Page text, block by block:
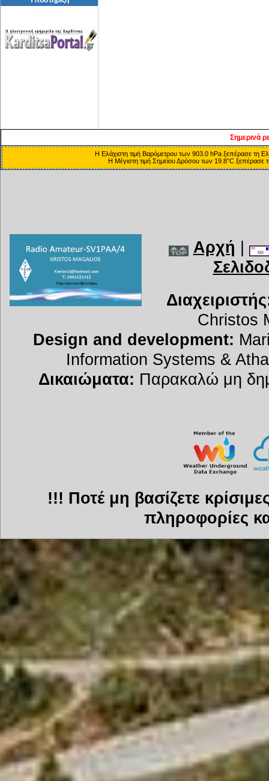
Σημερινά
Η Ελάχιστη τιμή Βαρόμετρου των 903.0 hPa ξεπέρασε τη
Η Μέγιστη τιμή Σημείου Δρόσου των 19.8°C ξεπέρασε
Αρχή
Christos
Design and development:
Information Systems &
Δικαιώματα: Παρακαλώ μη
!!! Ποτέ μη βασίζετε
πληροφορίες